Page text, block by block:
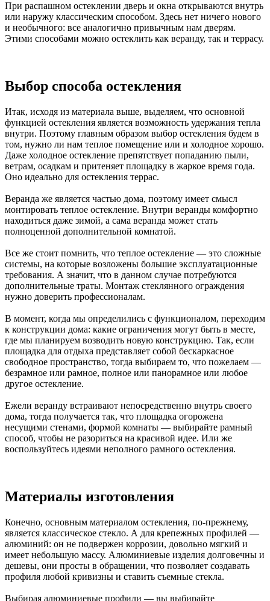
При распашном остеклении дверь и окна открываются внутрь
или наружу классическим способом. Здесь нет ничего нового
и необычного: все аналогично привычным нам дверям.
Этими способами можно остеклить как веранду, так и террасу.
Выбор способа остекления
Итак, исходя из материала выше, выделяем, что основной
функцией остекления является возможность удержания тепла
внутри. Поэтому главным образом выбор остекления будем в
том, нужно ли нам теплое помещение или и холодное хорошо.
Даже холодное остекление препятствует попаданию пыли,
ветрам, осадкам и притеняет площадку в жаркое время года.
Оно идеально для остекления террас.
Веранда же является частью дома, поэтому имеет смысл
монтировать теплое остекление. Внутри веранды комфортно
находиться даже зимой, а сама веранда может стать
полноценной дополнительной комнатой.
Все же стоит помнить, что теплое остекление — это сложные
системы, на которые возложены большие эксплуатационные
требования. А значит, что в данном случае потребуются
дополнительные траты. Монтаж стеклянного ограждения
нужно доверить профессионалам.
В момент, когда мы определились с функционалом, переходим
к конструкции дома: какие ограничения могут быть в месте,
где мы планируем возводить новую конструкцию. Так, если
площадка для отдыха представляет собой бескаркасное
свободное пространство, тогда выбираем то, что пожелаем —
безрамное или рамное, полное или панорамное или любое
другое остекление.
Ежели веранду встраивают непосредственно внутрь своего
дома, тогда получается так, что площадка огорожена
несущими стенами, формой комнаты — выбирайте рамный
способ, чтобы не разориться на красивой идее. Или же
воспользуйтесь идеями неполного рамного остекления.
Материалы изготовления
Конечно, основным материалом остекления, по-прежнему,
является классическое стекло. А для крепежных профилей —
алюминий: он не подвержен коррозии, довольно мягкий и
имеет небольшую массу. Алюминиевые изделия долговечны и
дешевы, они просты в обращении, что позволяет создавать
профиля любой кривизны и ставить съемные стекла.
Выбирая алюминиевые профили — вы выбирайте